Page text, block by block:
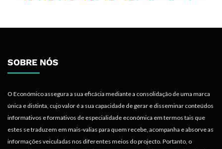
SOBRE NÓS
O Económico assegura a sua eficácia mediante a consolidação de uma marca
única e distinta, cujo valor é a sua capacidade de gerar e disseminar conteúdos
informativos e formativos de especialidade económica em termos tais que
estes se traduzem em mais-valias para quem recebe, acompanha e absorve as
informações veiculadas nos diferentes meios do projecto. Portanto, o